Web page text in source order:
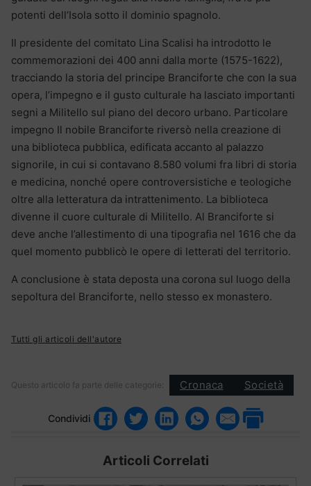
potenti dell’Isola sotto il dominio spagnolo.
Il presidente del comitato Lina Scalisi ha introdotto le
commemorazioni dei 400 anni dalla morte (1575-1622),
tracciando la storia del principe Branciforte che con la sua
opera, l’impegno e il gusto culturale ha lasciato importanti
segni a Militello sul piano del decoro urbano. Particolare
impegno Il nobile Branciforte riversò nella creazione di
una biblioteca pubblica, edificata accanto al palazzo
signorile, in cui si contavano 8.580 volumi fra libri di storia
e medicina, nonché opere controversistiche e teologiche
oltre alla letteratura da intrattenimento. La biblioteca
divenne il cuore culturale di Militello. Al Branciforte si
deve anche l’allestimento di una tipografia nel 1616 che da
quel momento pubblicò le opere di letterati del territorio.
A conclusione è stata deposta una corona sul luogo della
sepoltura del Branciforte, nello stesso ex monastero.
Tutti gli articoli dell'autore
Questo articolo fa parte delle categorie: Cronaca Società
Condividi
Articoli Correlati